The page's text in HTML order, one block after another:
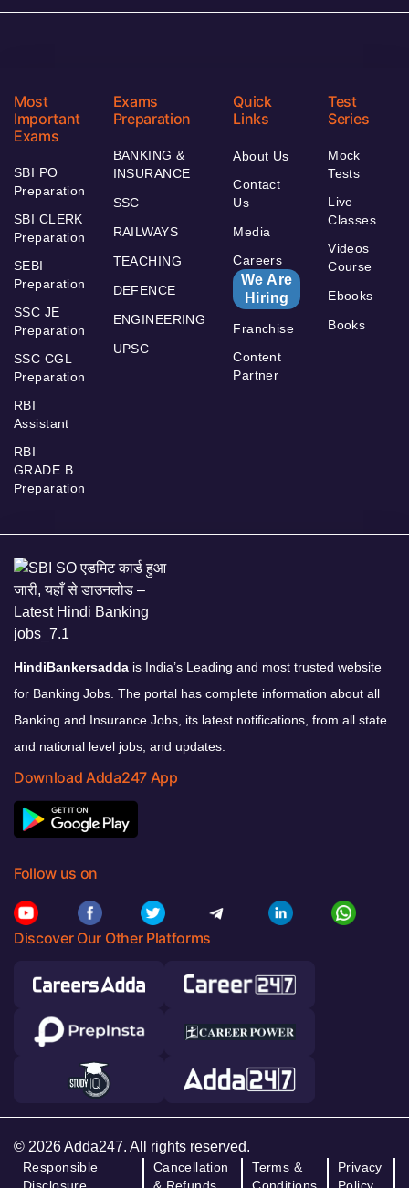
Most
Important
Exams
SBI PO
Preparation
SBI CLERK
Preparation
SEBI
Preparation
SSC JE
Preparation
SSC CGL
Preparation
RBI
Assistant
RBI
GRADE B
Preparation
Exams
Preparation
BANKING &
INSURANCE
SSC
RAILWAYS
TEACHING
DEFENCE
ENGINEERING
UPSC
Quick
Links
About Us
Contact
Us
Media
Careers
We Are
Hiring
Franchise
Content
Partner
Test
Series
Mock
Tests
Live
Classes
Videos
Course
Ebooks
Books
HindiBankersadda is India’s Leading and most trusted website
for Banking Jobs. The portal has complete information about all
Banking and Insurance Jobs, its latest notifications, from all state
and national level jobs, and updates.
Download Adda247 App
Follow us on
Discover Our Other Platforms
© 2026 Adda247. All rights reserved.
Responsible
Cancellation
Terms &
Privacy